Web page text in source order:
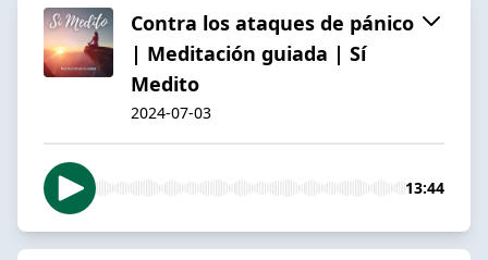
Contra los ataques de pánico
| Meditación guiada | Sí
Medito
2024-07-03
13:44